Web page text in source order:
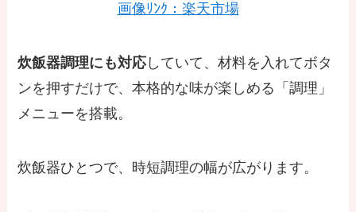
画像ﾘﾝｸ：楽天市場
炊飯器調理にも対応していて、材料を入れてボタ
ンを押すだけで、本格的な味が楽しめる「調理」
メニューを搭載。
炊飯器ひとつで、時短調理の幅が広がります。